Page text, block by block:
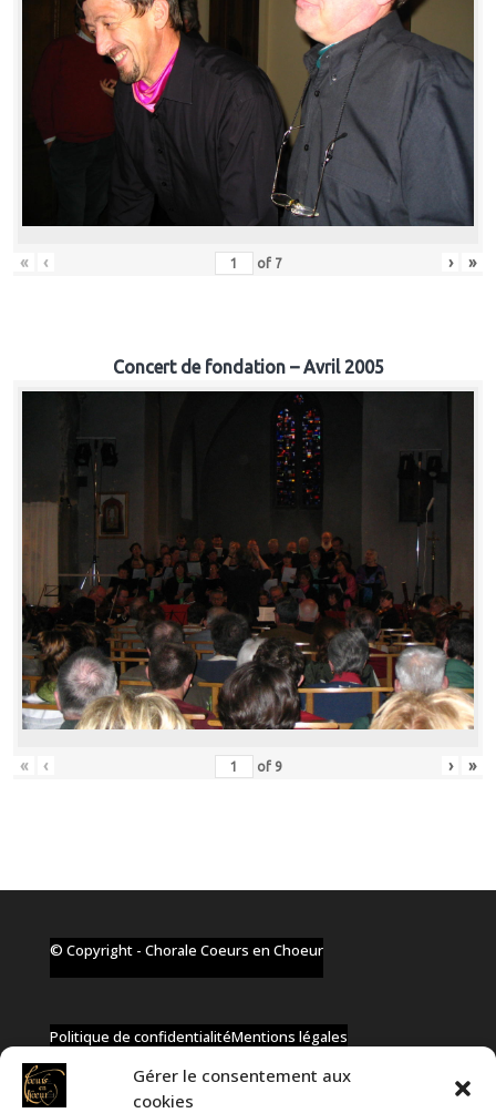
Gérer le consentement aux
cookies
« ‹ of 7 › »
Concert de fondation – Avril 2005
« ‹ of 9 › »
© Copyright - Chorale Coeurs en Choeur
Politique de confidentialitéMentions légales